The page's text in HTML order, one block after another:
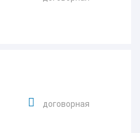
договорная